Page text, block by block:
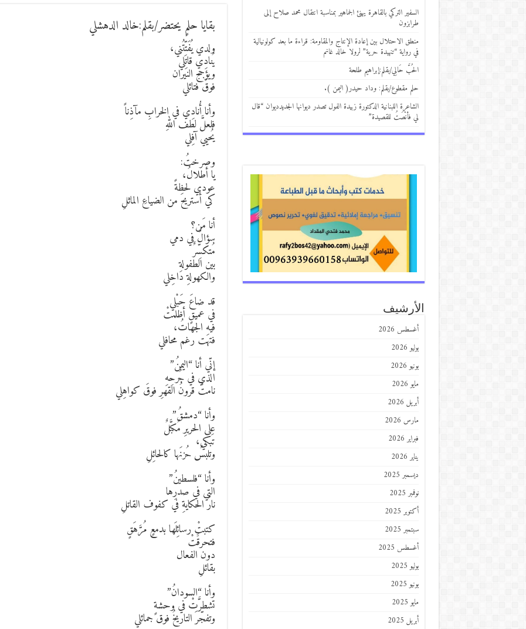
بقايا حلمٍ يحتضر/بقلم:خالد الدهشلي
ولدي يُفَتِّتُني،
يُنادِي قاتِلي
ويؤجج النيران
فوقَ فتائلي
وأنا أُنادِي في الخرابِ مآذِناً
فلعلَّ لطف اللهِ
يُحيي آفِلي
وصرختُ:
يا أطلالُ،
عودي لحظةً
كي أستريحَ من الضياعِ الماثلِ
أنا مَن؟
سؤالٌ في دمي
مُتكسِّرٌ
بين الطفولةِ
والكهولةِ داخِلي
قد ضاعَ حَبْلي
في عميقٍ أظلمتْ
فيهِ الجهاتُ،
فتهت رغم محافلي
إنّي أنا “اليمنُ”
الذي في جُرحِهِ
نامتْ قرونُ القهرِ فوقَ كواهِلي
وأنا “دمشقُ”
على الحريرِ مُكبَّلٌ
تَبكي،
وتلبسُ حُزنَها كالحائِلِ
وأنا “فلسطينُ”
التي في صدرِها
نارُ الحكايةِ في كفوف القاتلِ
كتبتْ رسائِلَها بدمعٍ مُرَّهَقٍ
فتحرقََتْ
دون الفعال
بقائلِ
وأنا “السودانُ”
تشطرَّتْ في وحشةٍ
وتفجّرَ التاريخُ فوق جمائلي
السفير التركي بالقاهرة يهنئ الجماهير بمناسبة انتقال محمد صلاح إلى
طرابزون
منطق الاحتلال بين إعادة الإنتاج والمقاومة: قراءة ما بعد كولونيالية
في رواية “تنهيدة حرية” لرولا خالد غانم
الحُبَّ حَالِي/بقلم:إبراهيم طلحة
حلم مقطوع/بقلم: وداد حيدر( اليمن ).
الشاعرة اللبنانية الدكتورة زبيدة الفول تصدر ديوانها الجديدديوان “قال
لي فأنْصَتُ للقصيدة”
الأرشيف
أغسطس 2026
يوليو 2026
يونيو 2026
مايو 2026
أبريل 2026
مارس 2026
فبراير 2026
يناير 2026
ديسمبر 2025
نوفمبر 2025
أكتوبر 2025
سبتمبر 2025
أغسطس 2025
يوليو 2025
يونيو 2025
مايو 2025
أبريل 2025